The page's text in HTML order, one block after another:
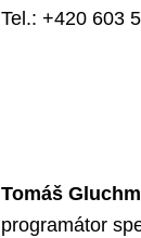
Tel.: +420 603
Tomáš
programátor